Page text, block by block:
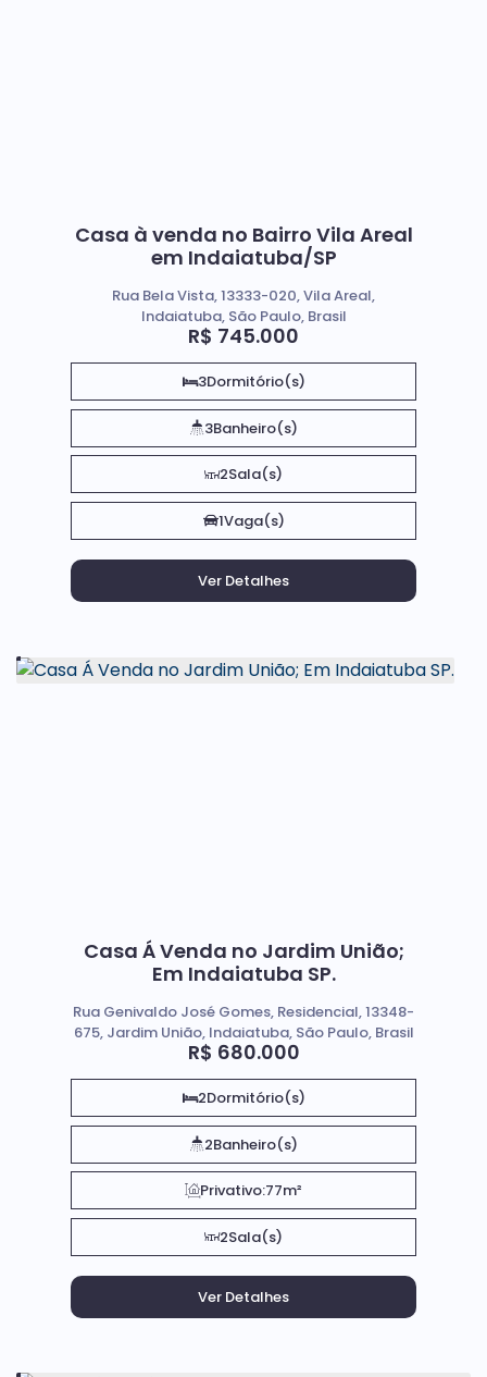
Casa à venda no Bairro Vila Areal
em Indaiatuba/SP
R$ 745.000
Rua Bela Vista, 13333-020, Vila Areal,
Indaiatuba, São Paulo, Brasil
3Dormitório(s)
3Banheiro(s)
2Sala(s)
1Vaga(s)
Casa Á Venda no Jardim União;
Em Indaiatuba SP.
R$ 680.000
Rua Genivaldo José Gomes, Residencial, 13348-
675, Jardim União, Indaiatuba, São Paulo, Brasil
2Dormitório(s)
2Banheiro(s)
Privativo:77m²
2Sala(s)